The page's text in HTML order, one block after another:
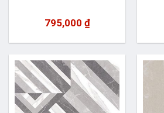
795,000 ₫